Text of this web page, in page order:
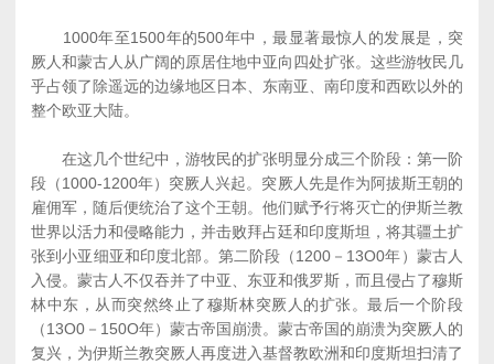
1000年至1500年的500年中，最显著最惊人的发展是，突
厥人和蒙古人从广阔的原居住地中亚向四处扩张。这些游牧民几
乎占领了除遥远的边缘地区日本、东南亚、南印度和西欧以外的
整个欧亚大陆。
在这几个世纪中，游牧民的扩张明显分成三个阶段：第一阶
段（1000-1200年）突厥人兴起。突厥人先是作为阿拔斯王朝的
雇佣军，随后便统治了这个王朝。他们赋予行将灭亡的伊斯兰教
世界以活力和侵略能力，并击败拜占廷和印度斯坦，将其疆土扩
张到小亚细亚和印度北部。第二阶段（1200－13O0年）蒙古人
入侵。蒙古人不仅吞并了中亚、东亚和俄罗斯，而且侵占了穆斯
林中东，从而突然终止了穆斯林突厥人的扩张。最后一个阶段
（13O0－150O年）蒙古帝国崩溃。蒙古帝国的崩溃为突厥人的
复兴，为伊斯兰教突厥人再度进入基督教欧洲和印度斯坦扫清了